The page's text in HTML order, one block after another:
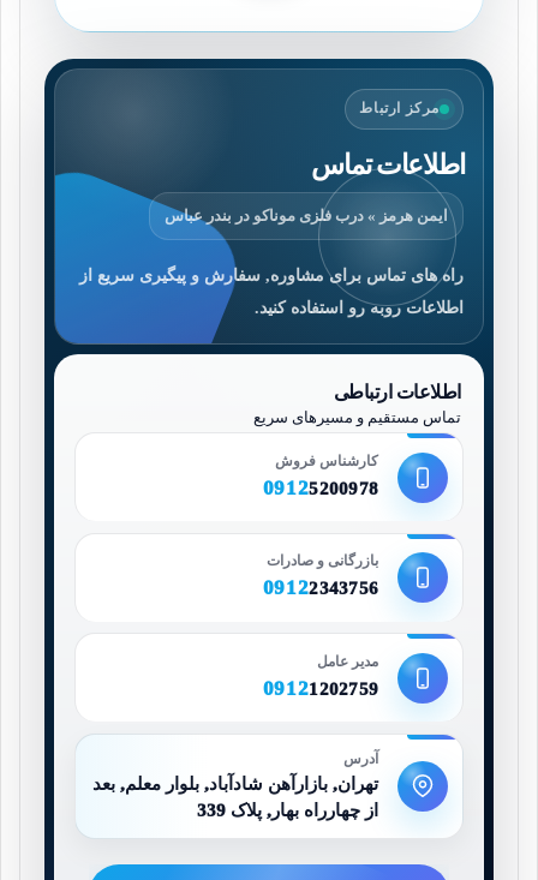
مرکز ارتباط
اطلاعات تماس
ایمن هرمز » درب فلزی موناکو در بندر عباس
راه های تماس برای مشاوره, سفارش و پیگیری سریع از
اطلاعات روبه رو استفاده کنید.
اطلاعات ارتباطی
تماس مستقیم و مسیرهای سریع
کارشناس فروش
09125200978
بازرگانی و صادرات
09122343756
مدیر عامل
09121202759
آدرس
تهران, بازارآهن شادآباد, بلوار معلم, بعد
از چهارراه بهار, پلاک 339